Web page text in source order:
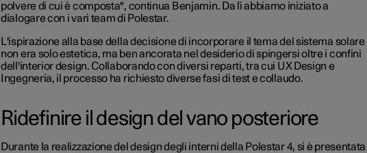
polvere di cui è composta", continua Benjamin. Da lì abbiamo iniziato a
dialogare con i vari team di Polestar.
L'ispirazione alla base della decisione di incorporare il tema del sistema solare
non era solo estetica, ma ben ancorata nel desiderio di spingersi oltre i confini
dell'interior design. Collaborando con diversi reparti, tra cui UX Design e
Ingegneria, il processo ha richiesto diverse fasi di test e collaudo.
Ridefinire il design del vano posteriore
Durante la realizzazione del design degli interni della Polestar 4, si è presentata